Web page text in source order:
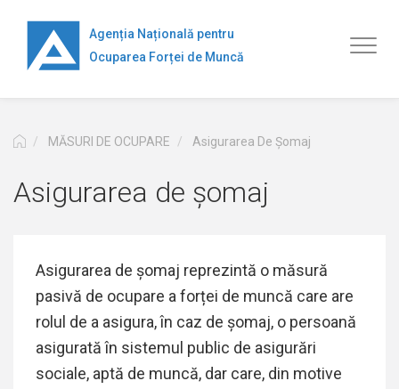
основному
содержанию
Agenția Națională pentru
Ocuparea Forței de Muncă
MĂSURI DE OCUPARE Asigurarea De Șomaj
Asigurarea de șomaj
Asigurarea de șomaj reprezintă o măsură
pasivă de ocupare a forței de muncă care are
rolul de a asigura, în caz de șomaj, o persoană
asigurată în sistemul public de asigurări
sociale, aptă de muncă, dar care, din motive